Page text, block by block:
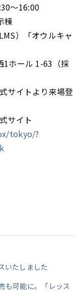
16:00
棟
）「オウルキャ
1ホール 1-63（採
サイトより来場登
イト
tokyo/?
いたしました
も可能に。「レッス